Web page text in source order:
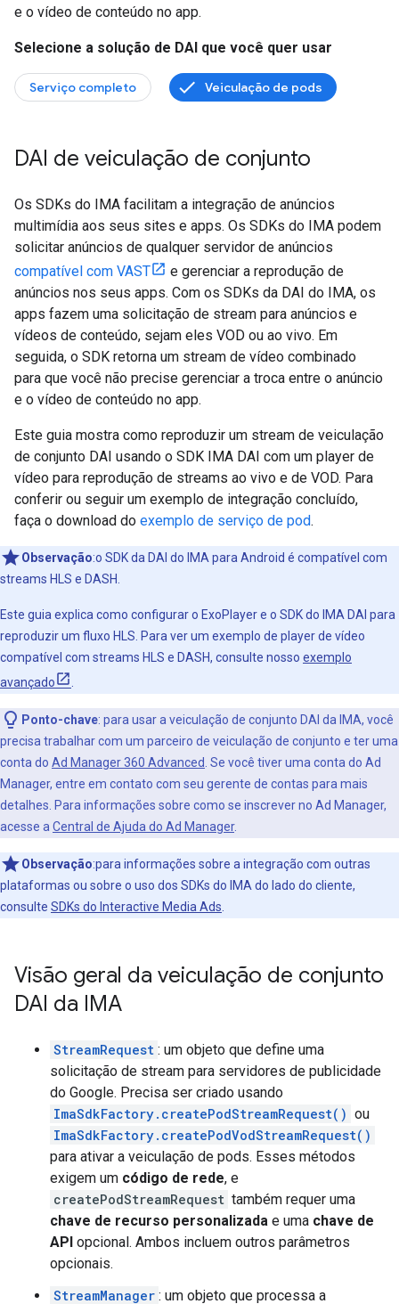
e o vídeo de conteúdo no app.
Selecione a solução de DAI que você quer usar
Serviço completo Veiculação de pods
DAI de veiculação de conjunto
Os SDKs do IMA facilitam a integração de anúncios
multimídia aos seus sites e apps. Os SDKs do IMA podem
solicitar anúncios de qualquer servidor de anúncios
compatível com VAST
e gerenciar a reprodução de
anúncios nos seus apps. Com os SDKs da DAI do IMA, os
apps fazem uma solicitação de stream para anúncios e
vídeos de conteúdo, sejam eles VOD ou ao vivo. Em
seguida, o SDK retorna um stream de vídeo combinado
para que você não precise gerenciar a troca entre o anúncio
e o vídeo de conteúdo no app.
Este guia mostra como reproduzir um stream de veiculação
de conjunto DAI usando o SDK IMA DAI com um player de
vídeo para reprodução de streams ao vivo e de VOD. Para
conferir ou seguir um exemplo de integração concluído,
faça o download do exemplo de serviço de pod.
Observação:o SDK da DAI do IMA para Android é compatível com
streams HLS e DASH.
Este guia explica como configurar o ExoPlayer e o SDK do IMA DAI para
reproduzir um fluxo HLS. Para ver um exemplo de player de vídeo
compatível com streams HLS e DASH, consulte nosso exemplo
avançado
Ponto-chave: para usar a veiculação de conjunto DAI da IMA, você
precisa trabalhar com um parceiro de veiculação de conjunto e ter uma
conta do Ad Manager 360 Advanced . Se você tiver uma conta do Ad
Manager, entre em contato com seu gerente de contas para mais
detalhes. Para informações sobre como se inscrever no Ad Manager,
acesse a Central de Ajuda do Ad Manager.
Observação:para informações sobre a integração com outras
plataformas ou sobre o uso dos SDKs do IMA do lado do cliente,
consulte SDKs do Interactive Media Ads
Visão geral da veiculação de conjunto
DAI da IMA
StreamRequest : um objeto que define uma
solicitação de stream para servidores de publicidade
do Google. Precisa ser criado usando
ImaSdkFactory.createPodStreamRequest() ou
ImaSdkFactory.createPodVodStreamRequest()
para ativar a veiculação de pods. Esses métodos
exigem um código de rede, e
createPodStreamRequest também requer uma
chave de recurso personalizada e uma chave de
API opcional. Ambos incluem outros parâmetros
opcionais.
StreamManager : um objeto que processa a